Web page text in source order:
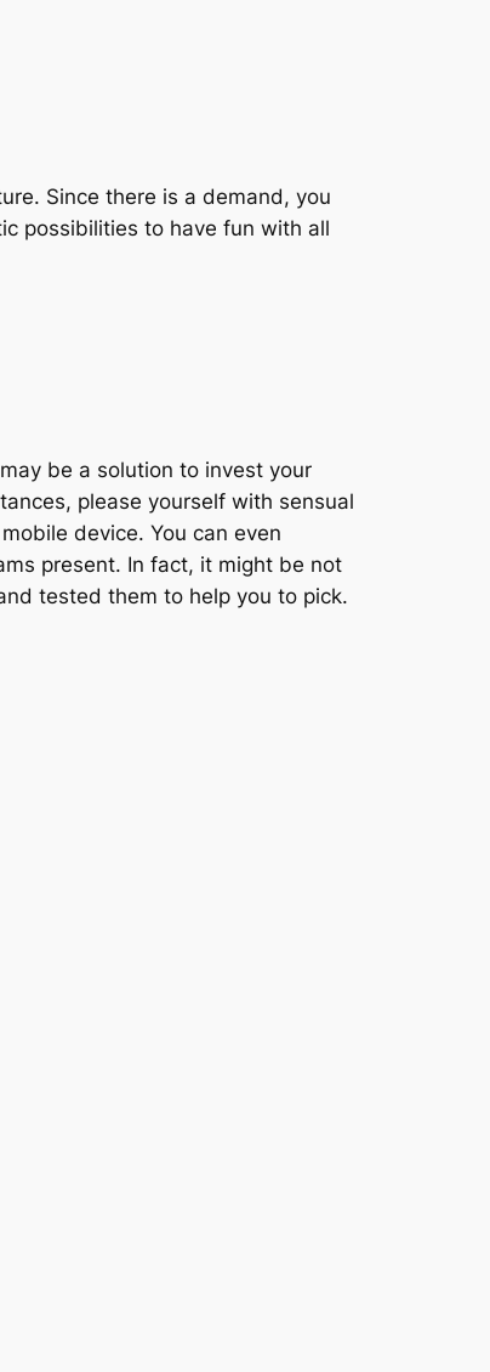
Since there is a demand, you
possibilities to have fun with all
be a solution to invest your
please yourself with sensual
device. You can even
present. In fact, it might be not
tested them to help you to pick.